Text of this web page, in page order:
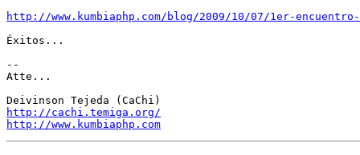
http://www.kumbiaphp.com/blog/2009/10/07/1er-
Éxitos...
--
Atte...
http://cachi.temiga.org/
http://www.kumbiaphp.com